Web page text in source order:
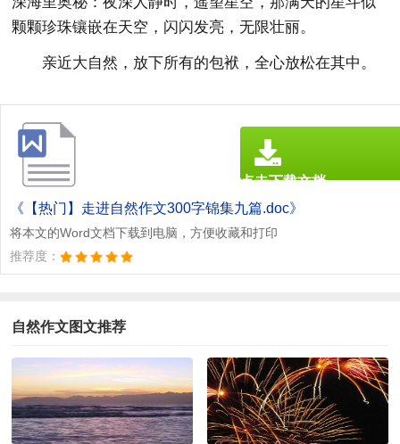
颗颗珍珠镶嵌在天空，闪闪发亮，无限壮丽。
亲近大自然，放下所有的包袱，全心放松在其中。
《【热门】走进自然作文300字锦集九篇.doc》
将本文的Word文档下载到电脑，方便收藏和打印
推荐度：
点击下载文档
文档为doc格式
自然作文图文推荐